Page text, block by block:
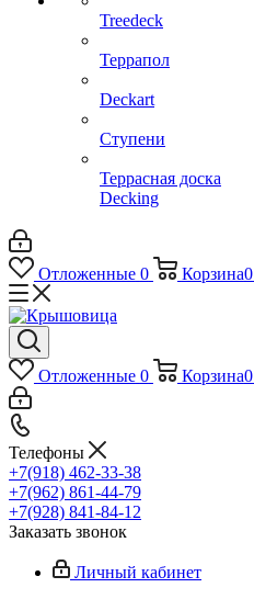
Treedeck
Террапол
Deckart
Ступени
Террасная доска
Decking
Отложенные 0 Корзина0
Отложенные 0 Корзина0
Телефоны
+7(918) 462-33-38
+7(962) 861-44-79
+7(928) 841-84-12
Заказать звонок
Личный кабинет